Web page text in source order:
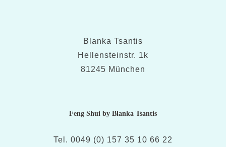
Blanka Tsantis
Hellensteinstr. 1k
81245 München
Feng Shui by Blanka Tsantis
Tel. 0049 (0) 157 35 10 66 22